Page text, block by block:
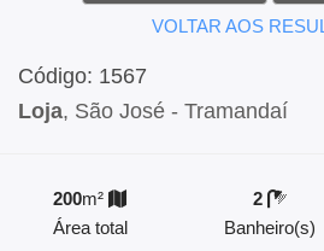
VOLTAR AOS
Código: 1567
Loja, São José - Tramandaí
200m²
Área total
2
Banheiro(s)